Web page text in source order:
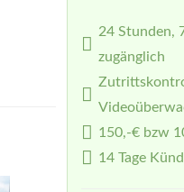
24 Stunden,
zugänglich
150,-€ bzw
14 Tage